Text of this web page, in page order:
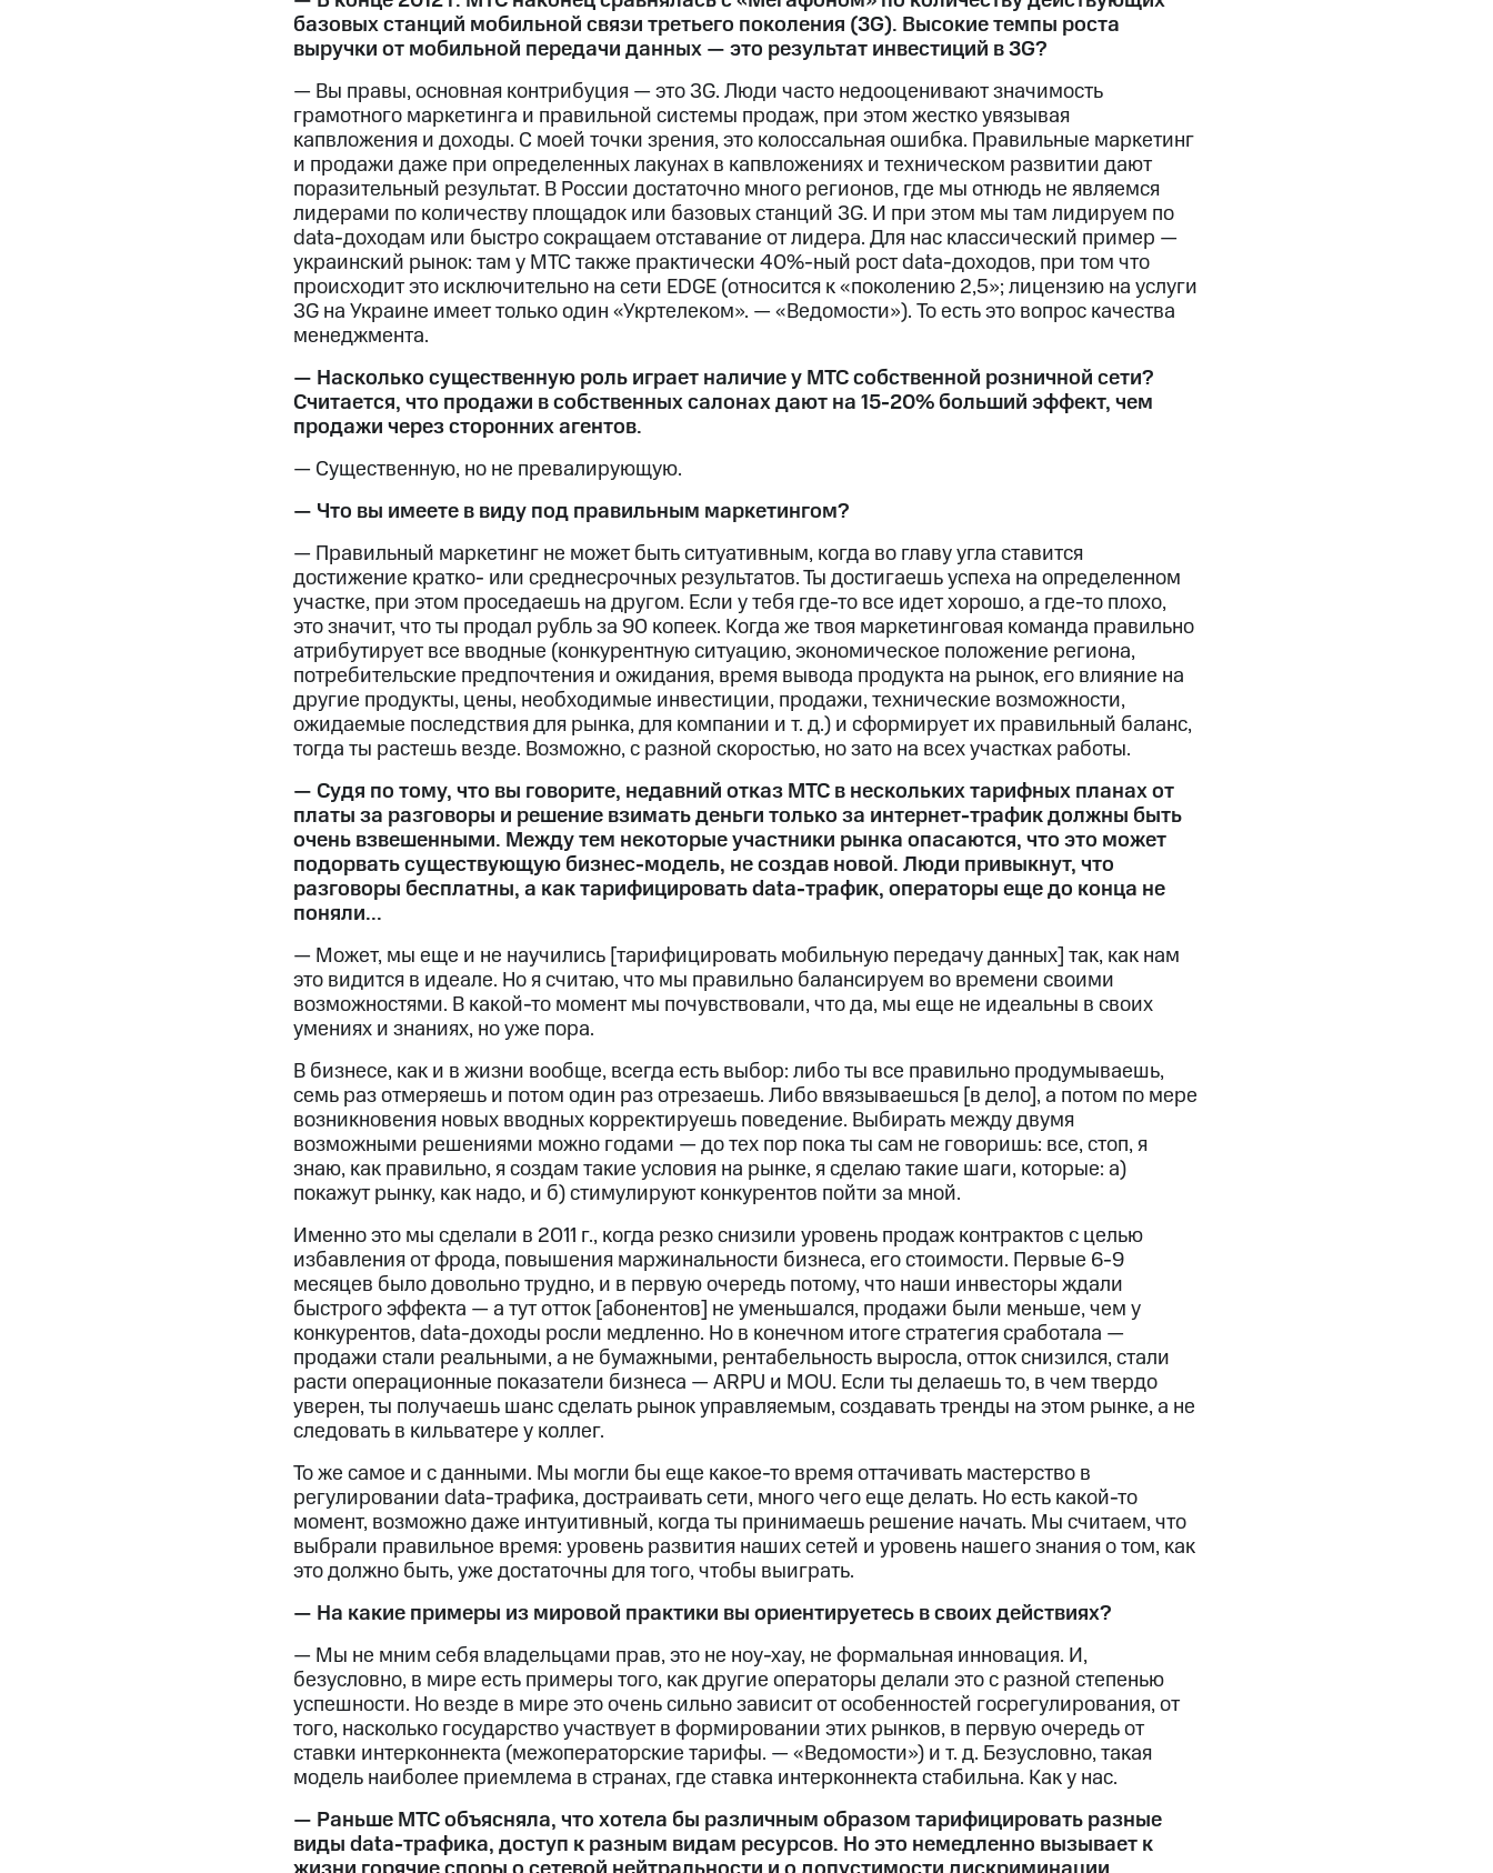
базовых станций мобильной связи третьего поколения (3G). Высокие темпы роста
выручки от мобильной передачи данных — это результат инвестиций в 3G?
— Вы правы, основная контрибуция — это 3G. Люди часто недооценивают значимость
грамотного маркетинга и правильной системы продаж, при этом жестко увязывая
капвложения и доходы. С моей точки зрения, это колоссальная ошибка. Правильные маркетинг
и продажи даже при определенных лакунах в капвложениях и техническом развитии дают
поразительный результат. В России достаточно много регионов, где мы отнюдь не являемся
лидерами по количеству площадок или базовых станций 3G. И при этом мы там лидируем по
data-доходам или быстро сокращаем отставание от лидера. Для нас классический пример —
украинский рынок: там у МТС также практически 40%-ный рост data-доходов, при том что
происходит это исключительно на сети EDGE (относится к «поколению 2,5»; лицензию на услуги
3G на Украине имеет только один «Укртелеком». — «Ведомости»). То есть это вопрос качества
менеджмента.
— Насколько существенную роль играет наличие у МТС собственной розничной сети?
Считается, что продажи в собственных салонах дают на 15-20% больший эффект, чем
продажи через сторонних агентов.
— Существенную, но не превалирующую.
— Что вы имеете в виду под правильным маркетингом?
— Правильный маркетинг не может быть ситуативным, когда во главу угла ставится
достижение кратко- или среднесрочных результатов. Ты достигаешь успеха на определенном
участке, при этом проседаешь на другом. Если у тебя где-то все идет хорошо, а где-то плохо,
это значит, что ты продал рубль за 90 копеек. Когда же твоя маркетинговая команда правильно
атрибутирует все вводные (конкурентную ситуацию, экономическое положение региона,
потребительские предпочтения и ожидания, время вывода продукта на рынок, его влияние на
другие продукты, цены, необходимые инвестиции, продажи, технические возможности,
ожидаемые последствия для рынка, для компании и т. д.) и сформирует их правильный баланс,
тогда ты растешь везде. Возможно, с разной скоростью, но зато на всех участках работы.
— Судя по тому, что вы говорите, недавний отказ МТС в нескольких тарифных планах от
платы за разговоры и решение взимать деньги только за интернет-трафик должны быть
очень взвешенными. Между тем некоторые участники рынка опасаются, что это может
подорвать существующую бизнес-модель, не создав новой. Люди привыкнут, что
разговоры бесплатны, а как тарифицировать data-трафик, операторы еще до конца не
поняли...
— Может, мы еще и не научились [тарифицировать мобильную передачу данных] так, как нам
это видится в идеале. Но я считаю, что мы правильно балансируем во времени своими
возможностями. В какой-то момент мы почувствовали, что да, мы еще не идеальны в своих
умениях и знаниях, но уже пора.
В бизнесе, как и в жизни вообще, всегда есть выбор: либо ты все правильно продумываешь,
семь раз отмеряешь и потом один раз отрезаешь. Либо ввязываешься [в дело], а потом по мере
возникновения новых вводных корректируешь поведение. Выбирать между двумя
возможными решениями можно годами — до тех пор пока ты сам не говоришь: все, стоп, я
знаю, как правильно, я создам такие условия на рынке, я сделаю такие шаги, которые: а)
покажут рынку, как надо, и б) стимулируют конкурентов пойти за мной.
Именно это мы сделали в 2011 г., когда резко снизили уровень продаж контрактов с целью
избавления от фрода, повышения маржинальности бизнеса, его стоимости. Первые 6-9
месяцев было довольно трудно, и в первую очередь потому, что наши инвесторы ждали
быстрого эффекта — а тут отток [абонентов] не уменьшался, продажи были меньше, чем у
конкурентов, data-доходы росли медленно. Но в конечном итоге стратегия сработала —
продажи стали реальными, а не бумажными, рентабельность выросла, отток снизился, стали
расти операционные показатели бизнеса — ARPU и MOU. Если ты делаешь то, в чем твердо
уверен, ты получаешь шанс сделать рынок управляемым, создавать тренды на этом рынке, а не
следовать в кильватере у коллег.
То же самое и с данными. Мы могли бы еще какое-то время оттачивать мастерство в
регулировании data-трафика, достраивать сети, много чего еще делать. Но есть какой-то
момент, возможно даже интуитивный, когда ты принимаешь решение начать. Мы считаем, что
выбрали правильное время: уровень развития наших сетей и уровень нашего знания о том, как
это должно быть, уже достаточны для того, чтобы выиграть.
— На какие примеры из мировой практики вы ориентируетесь в своих действиях?
— Мы не мним себя владельцами прав, это не ноу-хау, не формальная инновация. И,
безусловно, в мире есть примеры того, как другие операторы делали это с разной степенью
успешности. Но везде в мире это очень сильно зависит от особенностей госрегулирования, от
того, насколько государство участвует в формировании этих рынков, в первую очередь от
ставки интерконнекта (межоператорские тарифы. — «Ведомости») и т. д. Безусловно, такая
модель наиболее приемлема в странах, где ставка интерконнекта стабильна. Как у нас.
— Раньше МТС объясняла, что хотела бы различным образом тарифицировать разные
виды data-трафика, доступ к разным видам ресурсов. Но это немедленно вызывает к